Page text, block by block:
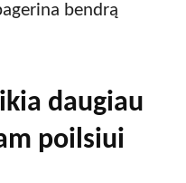
bendrą
daugiau
poilsiui